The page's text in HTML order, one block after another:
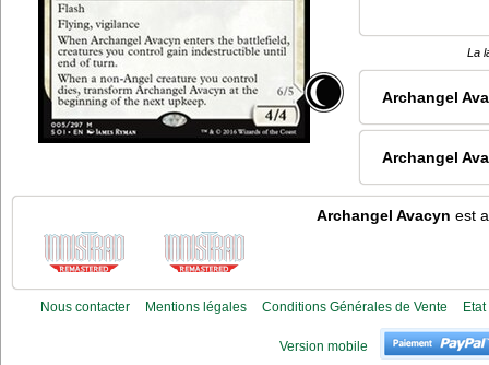
La
Archangel
Archangel
Archangel Avacyn est
Nous contacter Mentions légales Conditions Générales de Vente
Version mobile